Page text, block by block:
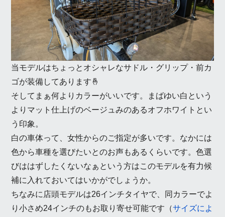
当モデルはちょっとオシャレなサドル・グリップ・前カ
ゴが装備してあります🤞
そしてまぁ何よりカラーがいいです。まばゆい白という
よりマット仕上げのベージュみのあるオフホワイトとい
う印象。
白の車体って、女性からのご指定が多いです。なかには
色から車種を選びたいとのお声もあるくらいです。色選
びははずしたくないなぁという方はこのモデルを有力候
補に入れておいてはいかがでしょうか。
ちなみに店頭モデルは26インチタイヤで、同カラーでよ
り小さめ24インチのもお取り寄せ可能です（サイズによ